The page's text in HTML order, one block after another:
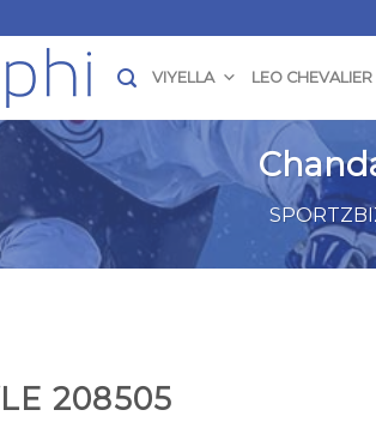
VIYELLA LEO CHEVALIER
208505